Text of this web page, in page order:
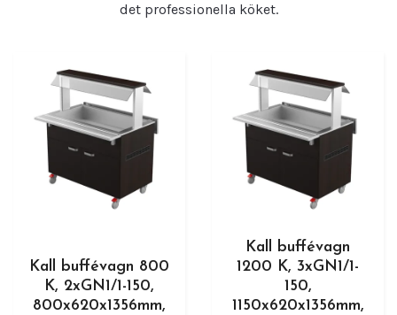
det professionella köket.
Kall buffévagn 800
K, 2xGN1/1-150,
800x620x1356mm,
Kall buffévagn
1200 K, 3xGN1/1-
150,
1150x620x1356mm,